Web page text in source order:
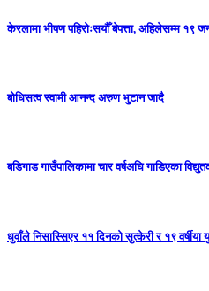
केरलामा भीषण पहिरोःसयौँ बेपत्ता, अहिलेसम्म १९
बोधिसत्व स्वामी आनन्द अरुण भुटान जादै
बडिगाड गाउँपालिकामा चार वर्षअघि गाडिएका
धुवाँले निसास्सिएर ११ दिनको सुत्केरी र १९ वर्षीया